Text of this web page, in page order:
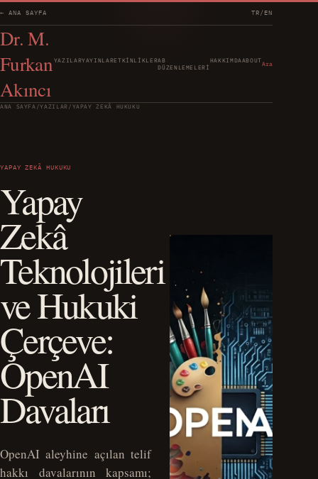
← ANA SAYFA TR/EN
Dr. M.
Furkan
Akıncı
YAZILARYAYINLARETKINLIKLERAB
DÜZENLEMELERI
HAKKIMDAABOUTAra
ANA SAYFA /YAZILAR / YAPAY ZEKÂ HUKUKU
YAPAY ZEKÂ HUKUKU
Yapay
Zekâ
Teknolojileri
ve Hukuki
Çerçeve:
OpenAI
Davaları
OpenAI aleyhine açılan telif
hakkı davalarının kapsamı;